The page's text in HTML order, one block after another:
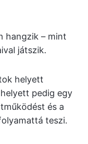
hangzik – mint
játszik.
helyett
pedig egy
és a
teszi.